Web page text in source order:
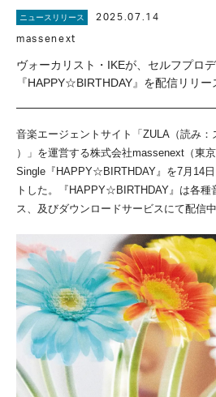
ニュースリリース
2025.07.14
massenext
ヴォーカリスト・IKEが、セルフプロ
『HAPPY☆BIRTHDAY』を配信リリー
音楽エージェントサイト「ZULA（読み
）」を運営する株式会社massenext（東
Single『HAPPY☆BIRTHDAY』を7月14
トした。『HAPPY☆BIRTHDAY』は各種
ス、及びダウンロードサービスにて配信中